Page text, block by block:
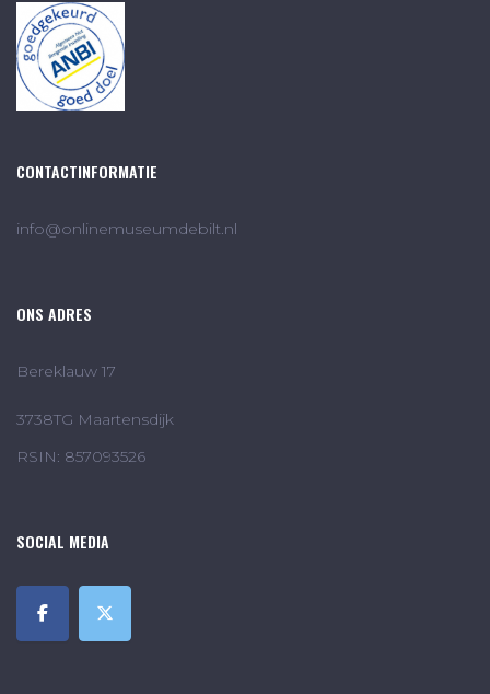
CONTACTINFORMATIE
info@onlinemuseumdebilt.nl
ONS ADRES
Bereklauw 17
3738TG Maartensdijk
RSIN: 857093526
SOCIAL MEDIA